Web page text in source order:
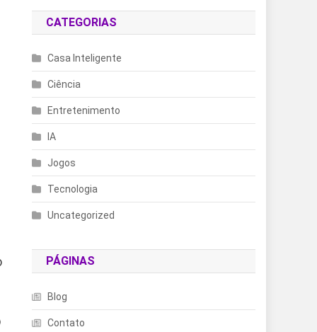
CATEGORIAS
Casa Inteligente
Ciência
Entretenimento
IA
Jogos
Tecnologia
Uncategorized
PÁGINAS
Blog
Contato